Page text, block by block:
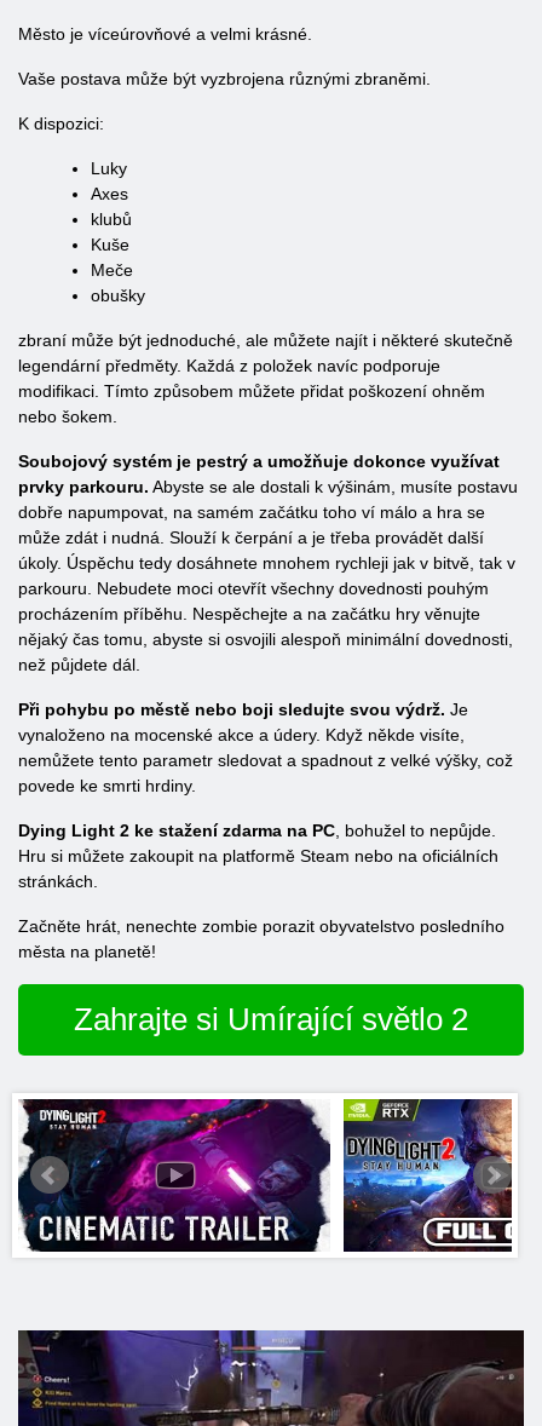
Město je víceúrovňové a velmi krásné.
Vaše postava může být vyzbrojena různými zbraněmi.
K dispozici:
Luky
Axes
klubů
Kuše
Meče
obušky
zbraní může být jednoduché, ale můžete najít i některé skutečně
legendární předměty. Každá z položek navíc podporuje
modifikaci. Tímto způsobem můžete přidat poškození ohněm
nebo šokem.
Soubojový systém je pestrý a umožňuje dokonce využívat
prvky parkouru. Abyste se ale dostali k výšinám, musíte postavu
dobře napumpovat, na samém začátku toho ví málo a hra se
může zdát i nudná. Slouží k čerpání a je třeba provádět další
úkoly. Úspěchu tedy dosáhnete mnohem rychleji jak v bitvě, tak v
parkouru. Nebudete moci otevřít všechny dovednosti pouhým
procházením příběhu. Nespěchejte a na začátku hry věnujte
nějaký čas tomu, abyste si osvojili alespoň minimální dovednosti,
než půjdete dál.
Při pohybu po městě nebo boji sledujte svou výdrž. Je
vynaloženo na mocenské akce a údery. Když někde visíte,
nemůžete tento parametr sledovat a spadnout z velké výšky, což
povede ke smrti hrdiny.
Dying Light 2 ke stažení zdarma na PC , bohužel to nepůjde.
Hru si můžete zakoupit na platformě Steam nebo na oficiálních
stránkách.
Začněte hrát, nenechte zombie porazit obyvatelstvo posledního
města na planetě!
Zahrajte si Umírající světlo 2